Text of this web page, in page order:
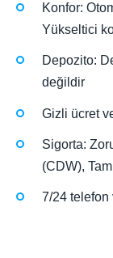
Konfor:
Yükseltici
Depozito:
değildir
Gizli ücret
Sigorta:
(CDW),
7/24 telefon